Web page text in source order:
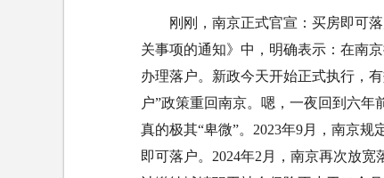
刚刚，南京正式官宣：买房即可
关事项的通知》中，明确表示：在南
办理落户。新政今天开始正式执行，
户”政策重回南京。嗯，一夜回到六
真的极其“卑微”。2023年9月，南京
即可落户。2024年2月，南京再次放